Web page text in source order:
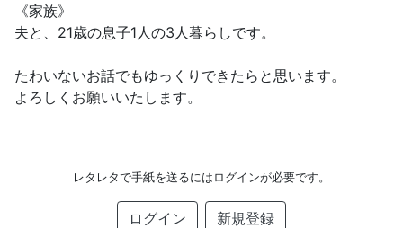
《家族》
夫と、21歳の息子1人の3人暮らしです。
たわいないお話でもゆっくりできたらと思います。
よろしくお願いいたします。
レタレタで手紙を送るにはログインが必要です。
ログイン 新規登録